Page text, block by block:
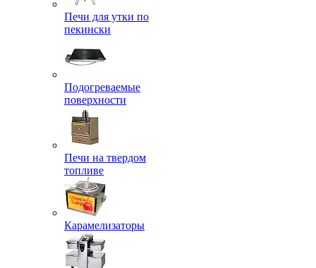
Печи для утки по
пекински
Подогреваемые
поверхности
Печи на твердом
топливе
Карамелизаторы